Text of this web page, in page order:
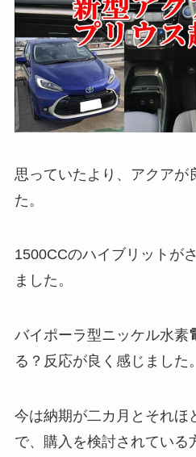
思っていたより、アクアが
た。
1500CCのハイブリットが
ました。
バイポーラ型ニッケル水素
る？反応が良く感じました。
今は納期が二カ月とそれほ
で、購入を検討されている